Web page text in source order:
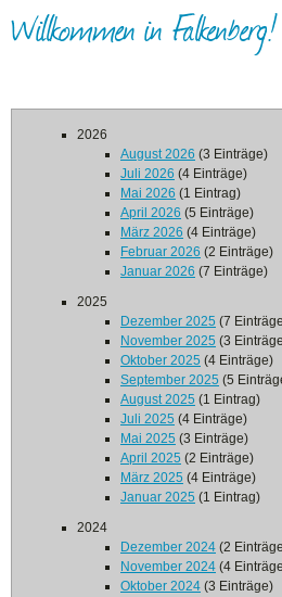
Willkommen in Falkenberg!
2026
August 2026 (3 Einträge)
Juli 2026 (4 Einträge)
Mai 2026 (1 Eintrag)
April 2026 (5 Einträge)
März 2026 (4 Einträge)
Februar 2026 (2 Einträge)
Januar 2026 (7 Einträge)
2025
Dezember 2025 (7
November 2025 (3
Oktober 2025 (4 Einträge)
September 2025 (5
August 2025 (1 Eintrag)
Juli 2025 (4 Einträge)
Mai 2025 (3 Einträge)
April 2025 (2 Einträge)
März 2025 (4 Einträge)
Januar 2025 (1 Eintrag)
2024
Dezember 2024 (2
November 2024 (4
Oktober 2024 (3 Einträge)